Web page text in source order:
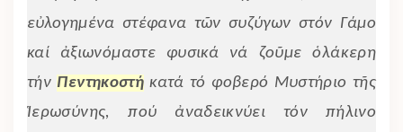
εὐλογημένα στέφανα τῶν συζύγων στόν Γάμο
καί ἀξιωνόμαστε φυσικά νά ζοῦμε ὁλάκερη
τήν Πεντηκοστή κατά τό φοβερό Μυστήριο τῆς
Ἱερωσύνης, πού ἀναδεικνύει τόν πήλινο